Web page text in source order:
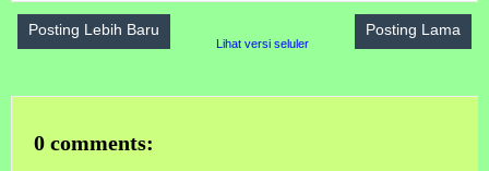
Posting Lebih Baru Posting Lama
Lihat versi seluler
0 comments: